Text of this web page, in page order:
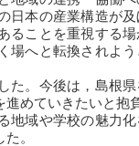
日本の産業構造が
ることを重視する
場へと転換されよ
。今後は，島根
めていきたいと抱
域や学校の魅力
。